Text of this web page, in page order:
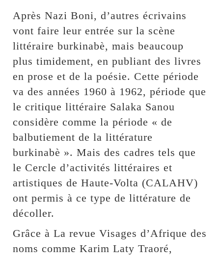
Après Nazi Boni, d’autres écrivains
vont faire leur entrée sur la scène
littéraire burkinabè, mais beaucoup
plus timidement, en publiant des livres
en prose et de la poésie. Cette période
va des années 1960 à 1962, période que
le critique littéraire Salaka Sanou
considère comme la période « de
balbutiement de la littérature
burkinabè ». Mais des cadres tels que
le Cercle d’activités littéraires et
artistiques de Haute-Volta (CALAHV)
ont permis à ce type de littérature de
décoller.
Grâce à La revue Visages d’Afrique des
noms comme Karim Laty Traoré,